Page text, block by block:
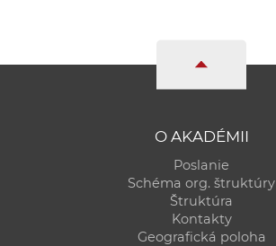
O AKADÉMII
Poslanie
Schéma org. štruktúry
Štruktúra
Kontakty
Geografická poloha